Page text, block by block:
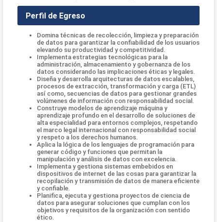
Perfil de Egreso
Domina técnicas de recolección, limpieza y preparación
de datos para garantizar la confiabilidad de los usuarios
elevando su productividad y competitividad.
Implementa estrategias tecnológicas para la
administración, almacenamiento y gobernanza de los
datos considerando las implicaciones éticas y legales.
Diseña y desarrolla arquitecturas de datos escalables,
procesos de extracción, transformación y carga (ETL)
así como, secuencias de datos para gestionar grandes
volúmenes de información con responsabilidad social.
Construye modelos de aprendizaje máquina y
aprendizaje profundo en el desarrollo de soluciones de
alta especialidad para entornos complejos, respetando
el marco legal internacional con responsabilidad social
y respeto a los derechos humanos.
Aplica la lógica de los lenguajes de programación para
generar código y funciones que permitan la
manipulación y análisis de datos con excelencia.
Implementa y gestiona sistemas embebidos en
dispositivos de internet de las cosas para garantizar la
recopilación y transmisión de datos de manera eficiente
y confiable.
Planifica, ejecuta y gestiona proyectos de ciencia de
datos para asegurar soluciones que cumplan con los
objetivos y requisitos de la organización con sentido
ético.